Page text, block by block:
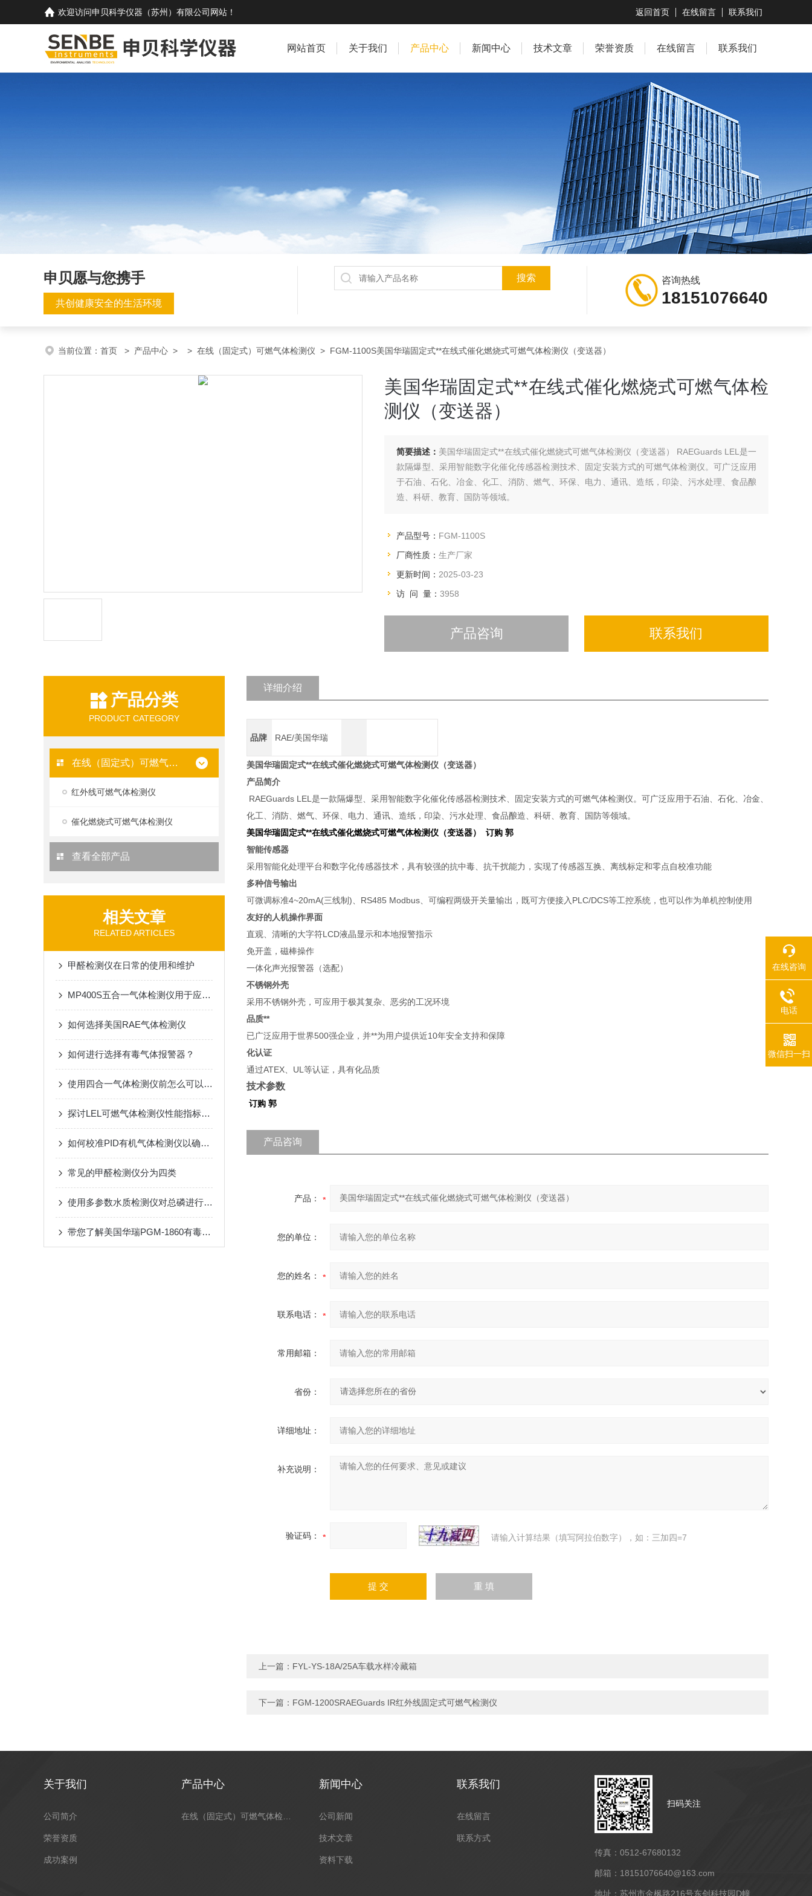
欢迎访问申贝科学仪器（苏州）有限公司 网站！ 返回首页 在线留言 联系我们
网站首页 关于我们 产品中心 新闻中心 技术文章 荣誉资质 在线留言 联系我们
申贝愿与您携手
共创健康安全的生活环境
咨询热线
18151076640
当前位置： 首页 > 产品中心 > > 在线（固定式）可燃气体检测仪 > FGM-1100S美国华瑞固定式**在线式催化燃烧式可燃气体检测仪（变送器）
美国华瑞固定式**在线式催化燃烧式可燃气体检
测仪（变送器）
简要描述： 美国华瑞固定式**在线式催化燃烧式可燃气体检测仪（变送器） RAEGuards LEL是一
款隔爆型、采用智能数字化催化传感器检测技术、固定安装方式的可燃气体检测仪。可广泛应用
于石油、石化、冶金、化工、消防、燃气、环保、电力、通讯、造纸，印染、污水处理、食品酿
造、科研、教育、国防等领域。
产品型号： FGM-1100S
厂商性质： 生产厂家
更新时间： 2025-03-23
访 问 量： 3958
产品咨询 联系我们
产品分类
PRODUCT CATEGORY
在线（固定式）可燃气体检测仪
红外线可燃气体检测仪
催化燃烧式可燃气体检测仪
查看全部产品
相关文章
RELATED ARTICLES
甲醛检测仪在日常的使用和维护
MP400S五合一气体检测仪用于应急救援
如何选择美国RAE气体检测仪
如何进行选择有毒气体报警器？
使用四合一气体检测仪前怎么可以不了解这些！
探讨LEL可燃气体检测仪性能指标与行业标准要求
如何校准PID有机气体检测仪以确保准确性？
常见的甲醛检测仪分为四类
使用多参数水质检测仪对总磷进行检测时常见的故障分析
带您了解美国华瑞PGM-1860有毒气体检测仪
详细介绍
品牌 RAE/美国华瑞
美国华瑞固定式**在线式催化燃烧式可燃气体检测仪（变送器）
产品简介
RAEGuards LEL是一款隔爆型、采用智能数字化催化传感器检测技术、固定安装方式的可燃气体检测仪。可广泛应用于石油、石化、冶金、
化工、消防、燃气、环保、电力、通讯、造纸，印染、污水处理、食品酿造、科研、教育、国防等领域。
美国华瑞固定式**在线式催化燃烧式可燃气体检测仪（变送器） 订购 郭
智能传感器
采用智能化处理平台和数字化传感器技术，具有较强的抗中毒、抗干扰能力，实现了传感器互换、离线标定和零点自校准功能
多种信号输出
可微调标准4~20mA(三线制)、RS485 Modbus、可编程两级开关量输出，既可方便接入PLC/DCS等工控系统，也可以作为单机控制使用
友好的人机操作界面
直观、清晰的大字符LCD液晶显示和本地报警指示
免开盖，磁棒操作
一体化声光报警器（选配）
不锈钢外壳
采用不锈钢外壳，可应用于极其复杂、恶劣的工况环境
品质**
已广泛应用于世界500强企业，并**为用户提供近10年安全支持和保障
化认证
通过ATEX、UL等认证，具有化品质
技术参数
订购 郭
产品咨询
产品：
您的单位：
您的姓名：
联系电话：
常用邮箱：
省份：
详细地址：
补充说明：
验证码： 请输入计算结果（填写阿拉伯数字），如：三加四=7
上一篇： FYL-YS-18A/25A车载水样冷藏箱
下一篇： FGM-1200SRAEGuards IR红外线固定式可燃气检测仪
关于我们
公司简介
荣誉资质
成功案例
产品中心 新闻中心
公司新闻
技术文章
资料下载
联系我们
在线留言
联系方式
扫码关注
传真：0512-67680132
邮箱：18151076640@163.com
地址：苏州市金枫路216号东创科技园D幢
在线咨询
电话
微信扫一扫